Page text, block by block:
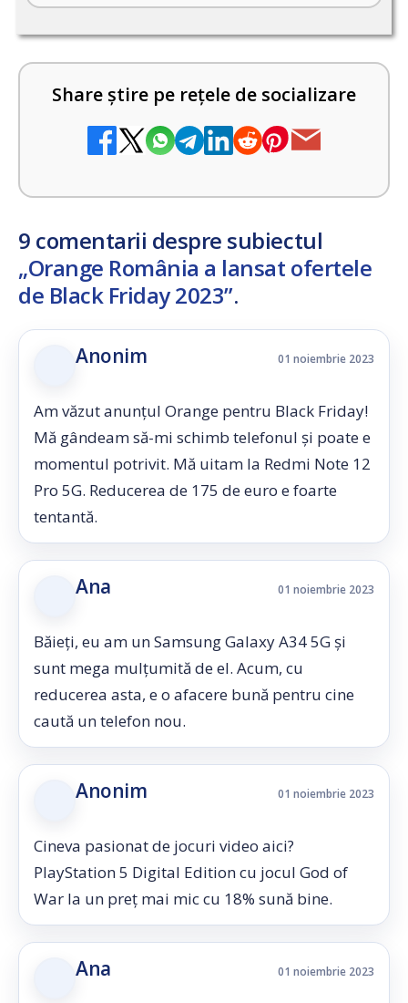
Share știre pe rețele de socializare
9 comentarii despre subiectul
„Orange România a lansat ofertele
de Black Friday 2023”.
Anonim 01 noiembrie 2023
Am văzut anunțul Orange pentru Black Friday!
Mă gândeam să-mi schimb telefonul și poate e
momentul potrivit. Mă uitam la Redmi Note 12
Pro 5G. Reducerea de 175 de euro e foarte
tentantă.
Ana 01 noiembrie 2023
Băieți, eu am un Samsung Galaxy A34 5G și
sunt mega mulțumită de el. Acum, cu
reducerea asta, e o afacere bună pentru cine
caută un telefon nou.
Anonim 01 noiembrie 2023
Cineva pasionat de jocuri video aici?
PlayStation 5 Digital Edition cu jocul God of
War la un preț mai mic cu 18% sună bine.
Ana 01 noiembrie 2023